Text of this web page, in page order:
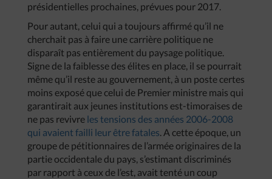
présidentielles prochaines, prévues pour 2017.
Pour autant, celui qui a toujours affirmé qu’il ne
cherchait pas à faire une carrière politique ne
disparaît pas entièrement du paysage politique.
Signe de la faiblesse des élites en place, il se pourrait
même qu’il reste au gouvernement, à un poste certes
moins exposé que celui de Premier ministre mais qui
garantirait aux jeunes institutions est-timoraises de
ne pas revivre les tensions des années 2006-2008
qui avaient failli leur être fatales. A cette époque, un
groupe de pétitionnaires de l’armée originaires de la
partie occidentale du pays, s’estimant discriminés
par rapport à ceux de l’est, avait tenté un coup